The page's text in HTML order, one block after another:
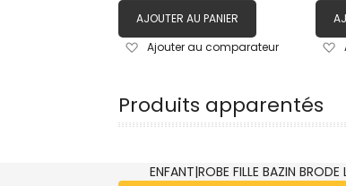
AJOUTER AU PANIER
Ajouter
liste
d’envie
Ajouter au comparateur
Produits apparentés
ENFANT|ROBE FILLE BAZIN